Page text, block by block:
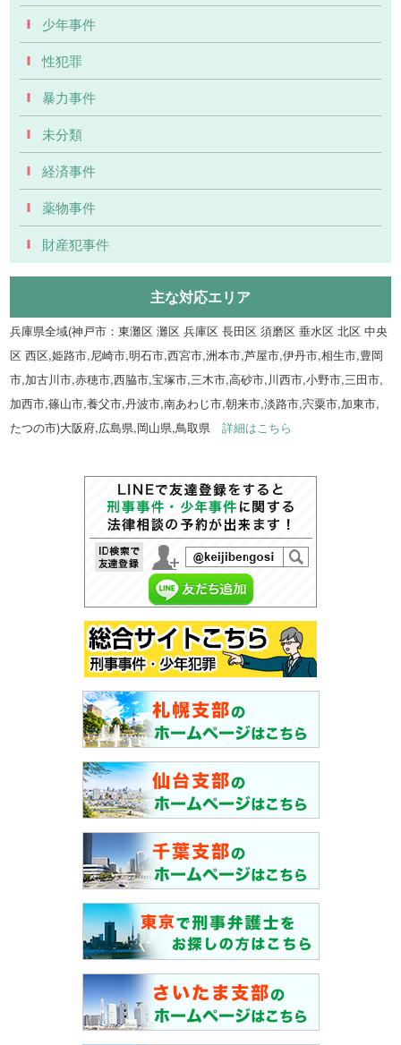
少年事件
性犯罪
暴力事件
未分類
経済事件
薬物事件
財産犯事件
主な対応エリア
兵庫県全域(神戸市：東灘区 灘区 兵庫区 長田区 須磨区 垂水区 北区 中央
区 西区,姫路市,尼崎市,明石市,西宮市,洲本市,芦屋市,伊丹市,相生市,豊岡
市,加古川市,赤穂市,西脇市,宝塚市,三木市,高砂市,川西市,小野市,三田市,
加西市,篠山市,養父市,丹波市,南あわじ市,朝来市,淡路市,宍粟市,加東市,
たつの市)大阪府,広島県,岡山県,鳥取県詳細はこちら